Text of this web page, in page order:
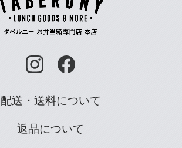
配送・送料について
返品について